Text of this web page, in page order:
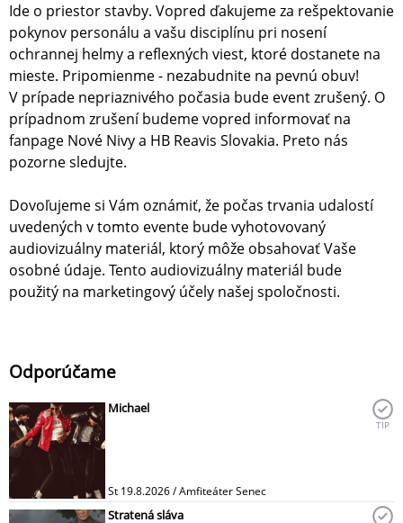
Ide o priestor stavby. Vopred ďakujeme za rešpektovanie
pokynov personálu a vašu disciplínu pri nosení
ochrannej helmy a reflexných viest, ktoré dostanete na
mieste. Pripomienme - nezabudnite na pevnú obuv!
V prípade nepriaznivého počasia bude event zrušený. O
prípadnom zrušení budeme vopred informovať na
fanpage Nové Nivy a HB Reavis Slovakia. Preto nás
pozorne sledujte.
Dovoľujeme si Vám oznámiť, že počas trvania udalostí
uvedených v tomto evente bude vyhotovovaný
audiovizuálny materiál, ktorý môže obsahovať Vaše
osobné údaje. Tento audiovizuálny materiál bude
použitý na marketingový účely našej spoločnosti.
Odporúčame
Michael
St 19.8.2026 / Amfiteáter Senec
TIP
Stratená sláva